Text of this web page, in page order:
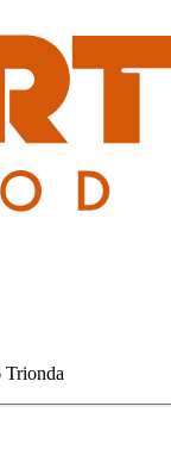
Trionda